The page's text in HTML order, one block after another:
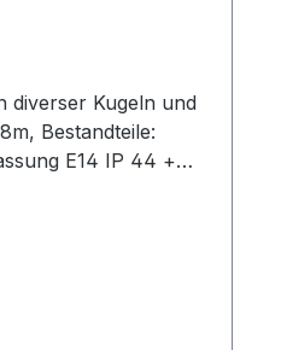
diverser Kugeln und
Bestandteile:
E14 IP 44 +